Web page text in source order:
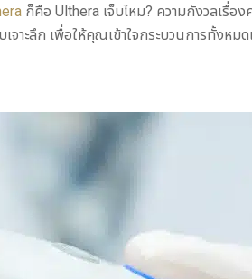
ก็คือ Ulthera เจ็บไหม? ความกังวลเรื่อ
าะลึก เพื่อให้คุณเข้าใจกระบวนการทั้งหม